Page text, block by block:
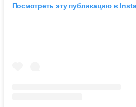
Посмотреть эту публикацию в